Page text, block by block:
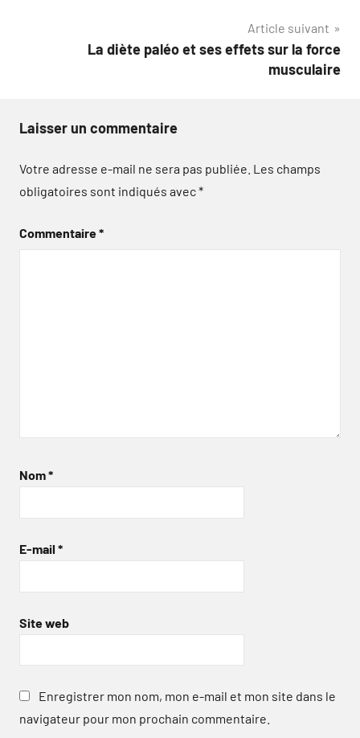
Article suivant
La diète paléo et ses effets sur la force
musculaire
Laisser un commentaire
Votre adresse e-mail ne sera pas publiée. Les champs
obligatoires sont indiqués avec*
Commentaire*
Nom*
E-mail *
Site web
Enregistrer mon nom, mon e-mail et mon site dans le
navigateur pour mon prochain commentaire.